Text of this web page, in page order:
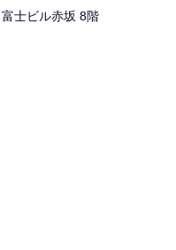
士ビル赤坂 8階